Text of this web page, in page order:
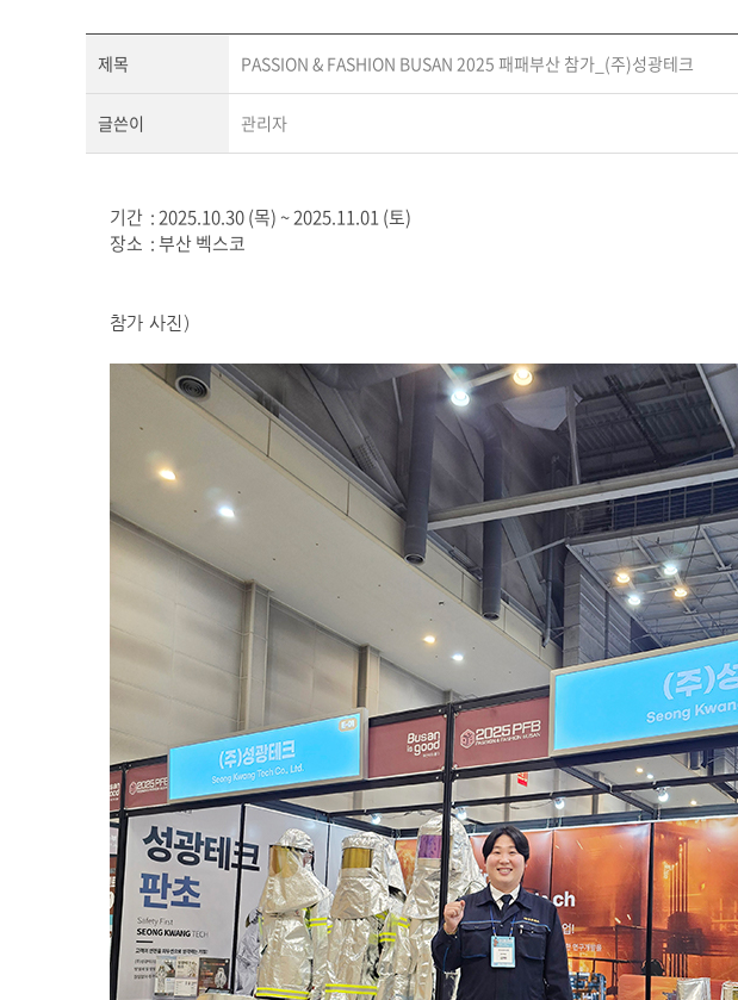
제목 PASSION & FASHION BUSAN 2025 패패부산 참가_(주)성광테크
글쓴이 관리자
기간 : 2025.10.30 (목) ~ 2025.11.01 (토)
장소 : 부산 벡스코
참가 사진)